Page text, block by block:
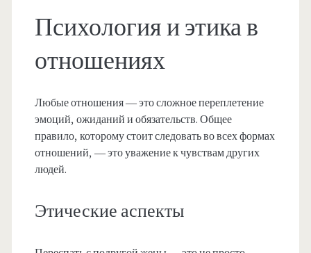
Психология и этика в
отношениях
Любые отношения — это сложное переплетение
эмоций, ожиданий и обязательств. Общее
правило, которому стоит следовать во всех формах
отношений, — это уважение к чувствам других
людей.
Этические аспекты